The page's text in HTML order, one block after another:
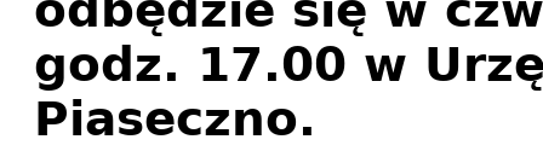
godz. 17.00 w
Piaseczno.